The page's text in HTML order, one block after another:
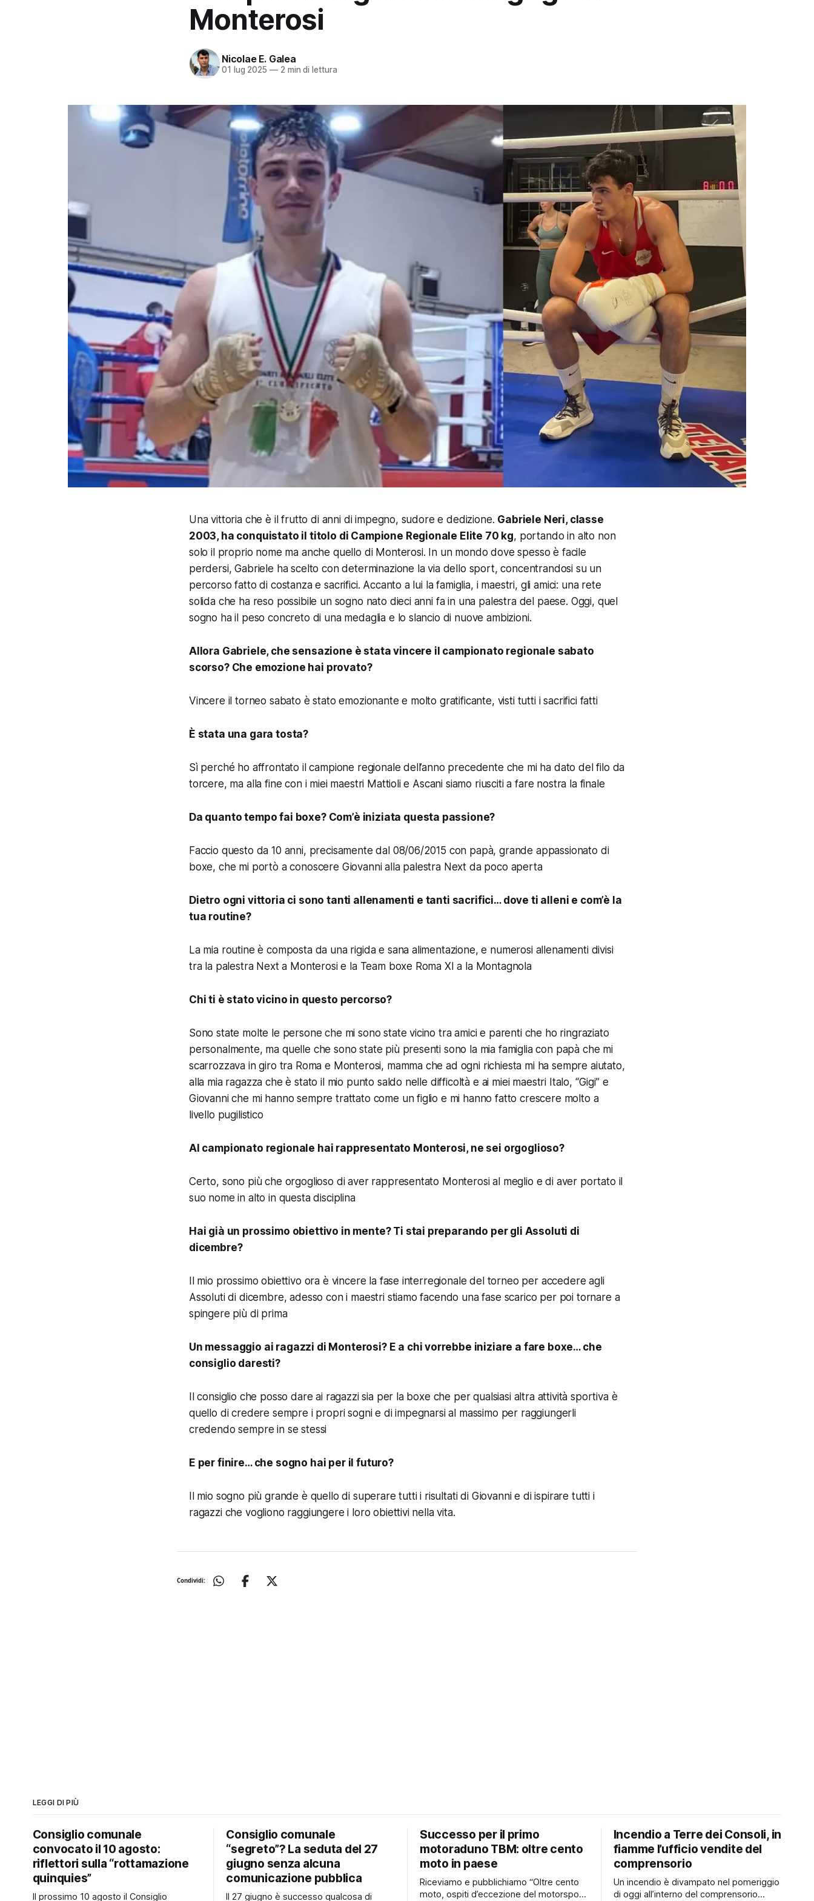
Monterosi
Nicolae E. Galea
01 lug 2025 —2 min di lettura
Una vittoria che è il frutto di anni di impegno, sudore e dedizione. Gabriele Neri, classe
2003, ha conquistato il titolo di Campione Regionale Elite 70 kg, portando in alto non
solo il proprio nome ma anche quello di Monterosi. In un mondo dove spesso è facile
perdersi, Gabriele ha scelto con determinazione la via dello sport, concentrandosi su un
percorso fatto di costanza e sacrifici. Accanto a lui la famiglia, i maestri, gli amici: una rete
solida che ha reso possibile un sogno nato dieci anni fa in una palestra del paese. Oggi, quel
sogno ha il peso concreto di una medaglia e lo slancio di nuove ambizioni.
Allora Gabriele, che sensazione è stata vincere il campionato regionale sabato
scorso? Che emozione hai provato?
Vincere il torneo sabato è stato emozionante e molto gratificante, visti tutti i sacrifici fatti
È stata una gara tosta?
Sì perché ho affrontato il campione regionale dell’anno precedente che mi ha dato del filo da
torcere, ma alla fine con i miei maestri Mattioli e Ascani siamo riusciti a fare nostra la finale
Da quanto tempo fai boxe? Com’è iniziata questa passione?
Faccio questo da 10 anni, precisamente dal 08/06/2015 con papà, grande appassionato di
boxe, che mi portò a conoscere Giovanni alla palestra Next da poco aperta
Dietro ogni vittoria ci sono tanti allenamenti e tanti sacrifici… dove ti alleni e com’è la
tua routine?
La mia routine è composta da una rigida e sana alimentazione, e numerosi allenamenti divisi
tra la palestra Next a Monterosi e la Team boxe Roma XI a la Montagnola
Chi ti è stato vicino in questo percorso?
Sono state molte le persone che mi sono state vicino tra amici e parenti che ho ringraziato
personalmente, ma quelle che sono state più presenti sono la mia famiglia con papà che mi
scarrozzava in giro tra Roma e Monterosi, mamma che ad ogni richiesta mi ha sempre aiutato,
alla mia ragazza che è stato il mio punto saldo nelle difficoltà e ai miei maestri Italo, “Gigi” e
Giovanni che mi hanno sempre trattato come un figlio e mi hanno fatto crescere molto a
livello pugilistico
Al campionato regionale hai rappresentato Monterosi, ne sei orgoglioso?
Certo, sono più che orgoglioso di aver rappresentato Monterosi al meglio e di aver portato il
suo nome in alto in questa disciplina
Hai già un prossimo obiettivo in mente? Ti stai preparando per gli Assoluti di
dicembre?
Il mio prossimo obiettivo ora è vincere la fase interregionale del torneo per accedere agli
Assoluti di dicembre, adesso con i maestri stiamo facendo una fase scarico per poi tornare a
spingere più di prima
Un messaggio ai ragazzi di Monterosi? E a chi vorrebbe iniziare a fare boxe… che
consiglio daresti?
Il consiglio che posso dare ai ragazzi sia per la boxe che per qualsiasi altra attività sportiva è
quello di credere sempre i propri sogni e di impegnarsi al massimo per raggiungerli
credendo sempre in se stessi
E per finire… che sogno hai per il futuro?
Il mio sogno più grande è quello di superare tutti i risultati di Giovanni e di ispirare tutti i
ragazzi che vogliono raggiungere i loro obiettivi nella vita.
Condividi:
LEGGI DI PIÙ
Consiglio comunale
convocato il 10 agosto:
riflettori sulla “rottamazione
quinquies”
Il prossimo 10 agosto il Consiglio
Consiglio comunale
“segreto”? La seduta del 27
giugno senza alcuna
comunicazione pubblica
Il 27 giugno è successo qualcosa di
Successo per il primo
motoraduno TBM: oltre cento
moto in paese
Riceviamo e pubblichiamo “Oltre cento
moto, ospiti d’eccezione del motorsport
Incendio a Terre dei Consoli, in
fiamme l’ufficio vendite del
comprensorio
Un incendio è divampato nel pomeriggio
di oggi all’interno del comprensorio